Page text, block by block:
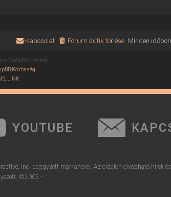
Minden
Fórum sütik törlése
Kapcsolat
© phpBB Limited
Közösség
YOUTUBE
Inc. bejegyzett márkanevei. Az oldalon olvasható
©2005 -